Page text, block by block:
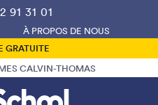
91 31 01
À PROPOS DE NOUS
GRATUITE
CALVIN-THOMAS